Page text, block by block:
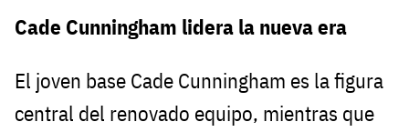
Cade Cunningham lidera la nueva era
El joven base Cade Cunningham es la figura
central del renovado equipo, mientras que